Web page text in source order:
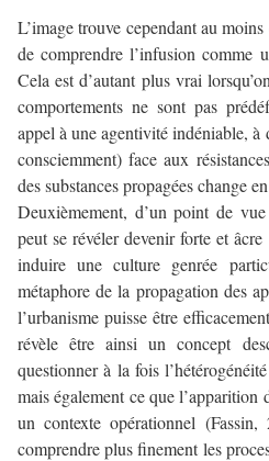
L’image trouve cependant au
de comprendre l’infusion comme
Cela est d’autant plus vrai
comportements ne sont pas
appel à une agentivité indéniable, à
consciemment) face aux
des substances propagées change
Deuxièmement, d’un point de
peut se révéler devenir forte et
induire une culture genrée
métaphore de la propagation des
l’urbanisme puisse être
révèle être ainsi un concept
questionner à la fois
mais également ce que
un contexte opérationnel
comprendre plus finement les